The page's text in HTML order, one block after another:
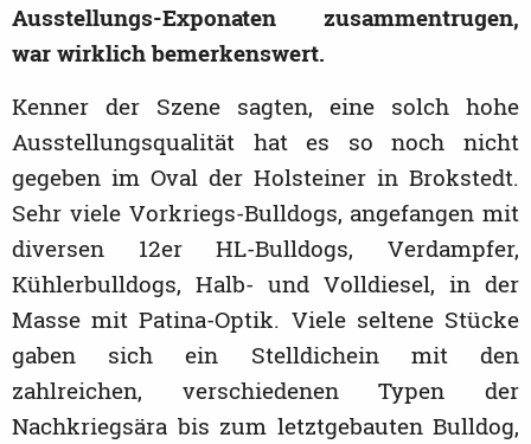
Ausstellungs-Exponaten zusammentrugen,
war wirklich bemerkenswert.
Kenner der Szene sagten, eine solch hohe
Ausstellungsqualität hat es so noch nicht
gegeben im Oval der Holsteiner in Brokstedt.
Sehr viele Vorkriegs-Bulldogs, angefangen mit
diversen 12er HL-Bulldogs, Verdampfer,
Kühlerbulldogs, Halb- und Volldiesel, in der
Masse mit Patina-Optik. Viele seltene Stücke
gaben sich ein Stelldichein mit den
zahlreichen, verschiedenen Typen der
Nachkriegsära bis zum letztgebauten Bulldog,